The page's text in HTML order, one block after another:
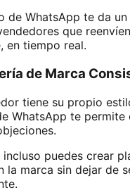
de WhatsApp te da
que
en tiempo real.
de Marca
tiene su propio
WhatsApp te
puedes crear
la marca sin dejar de